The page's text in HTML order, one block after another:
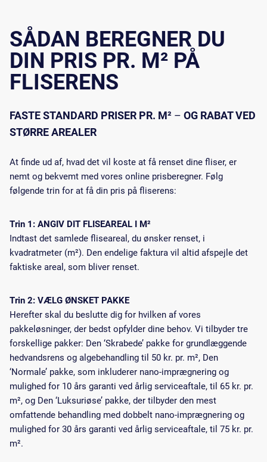
SÅDAN BEREGNER DU
DIN PRIS PR. M² PÅ
FLISERENS
FASTE STANDARD PRISER PR. M² – OG RABAT VED
STØRRE AREALER
At finde ud af, hvad det vil koste at få renset dine fliser, er
nemt og bekvemt med vores online prisberegner. Følg
følgende trin for at få din pris på fliserens:
Trin 1: ANGIV DIT FLISEAREAL I M²
Indtast det samlede fliseareal, du ønsker renset, i
kvadratmeter (m²). Den endelige faktura vil altid afspejle det
faktiske areal, som bliver renset.
Trin 2: VÆLG ØNSKET PAKKE
Herefter skal du beslutte dig for hvilken af vores
pakkeløsninger, der bedst opfylder dine behov. Vi tilbyder tre
forskellige pakker: Den ‘Skrabede’ pakke for grundlæggende
hedvandsrens og algebehandling til 50 kr. pr. m², Den
‘Normale’ pakke, som inkluderer nano-imprægnering og
mulighed for 10 års garanti ved årlig serviceaftale, til 65 kr. pr.
m², og Den ‘Luksuriøse’ pakke, der tilbyder den mest
omfattende behandling med dobbelt nano-imprægnering og
mulighed for 30 års garanti ved årlig serviceaftale, til 75 kr. pr.
m².